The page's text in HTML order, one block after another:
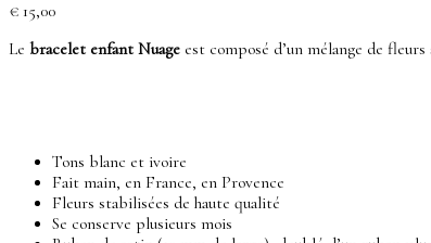
€ 15,00
Le bracelet enfant Nuage est composé d’un mélange de
Tons blanc et ivoire
Fait main, en France, en Provence
Fleurs stabilisées de haute qualité
Se conserve plusieurs mois